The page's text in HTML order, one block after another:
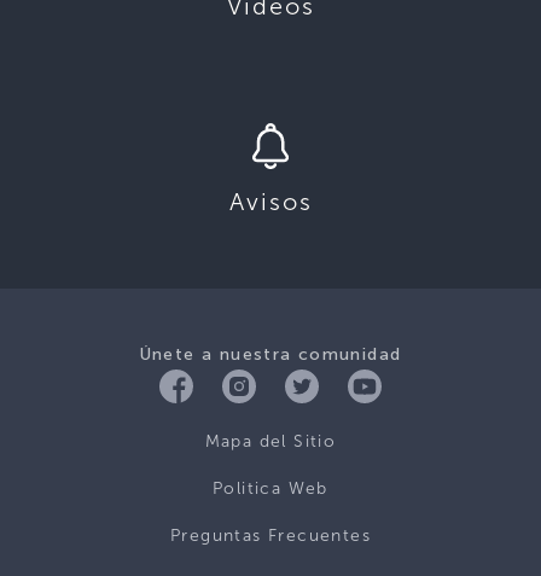
Videos
Avisos
Únete a nuestra comunidad
Mapa del Sitio
Politica Web
Preguntas Frecuentes